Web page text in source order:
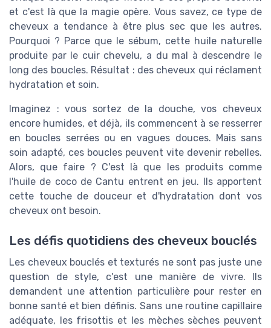
et c'est là que la magie opère. Vous savez, ce type de
cheveux a tendance à être plus sec que les autres.
Pourquoi ? Parce que le sébum, cette huile naturelle
produite par le cuir chevelu, a du mal à descendre le
long des boucles. Résultat : des cheveux qui réclament
hydratation et soin.
Imaginez : vous sortez de la douche, vos cheveux
encore humides, et déjà, ils commencent à se resserrer
en boucles serrées ou en vagues douces. Mais sans
soin adapté, ces boucles peuvent vite devenir rebelles.
Alors, que faire ? C'est là que les produits comme
l'huile de coco de Cantu entrent en jeu. Ils apportent
cette touche de douceur et d'hydratation dont vos
cheveux ont besoin.
Les défis quotidiens des cheveux bouclés
Les cheveux bouclés et texturés ne sont pas juste une
question de style, c'est une manière de vivre. Ils
demandent une attention particulière pour rester en
bonne santé et bien définis. Sans une routine capillaire
adéquate, les frisottis et les mèches sèches peuvent